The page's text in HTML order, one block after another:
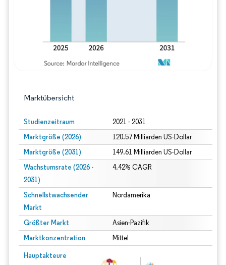
Marktübersicht
Studienzeitraum 2021 - 2031
Marktgröße (2026) 120.57 Milliarden US-Dollar
Marktgröße (2031) 149.61 Milliarden US-Dollar
Wachstumsrate (2026 -
2031)
4.42% CAGR
Schnellstwachsender
Markt
Nordamerika
Größter Markt Asien-Pazifik
Marktkonzentration Mittel
Hauptakteure
Bild © Mordor Intelligence. Wiederverwendung erfordert Namensnennung